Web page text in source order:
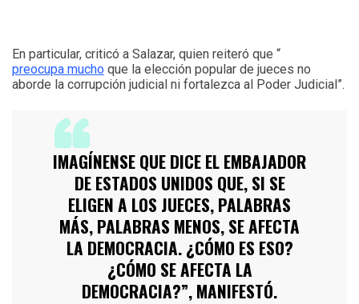
En particular, criticó a Salazar, quien reiteró que “
preocupa mucho que la elección popular de jueces no
aborde la corrupción judicial ni fortalezca al Poder Judicial”.
IMAGÍNENSE QUE DICE EL EMBAJADOR
DE ESTADOS UNIDOS QUE, SI SE
ELIGEN A LOS JUECES, PALABRAS
MÁS, PALABRAS MENOS, SE AFECTA
LA DEMOCRACIA. ¿CÓMO ES ESO?
¿CÓMO SE AFECTA LA
DEMOCRACIA?”, MANIFESTÓ.